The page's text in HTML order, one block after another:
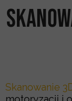
Skanowanie